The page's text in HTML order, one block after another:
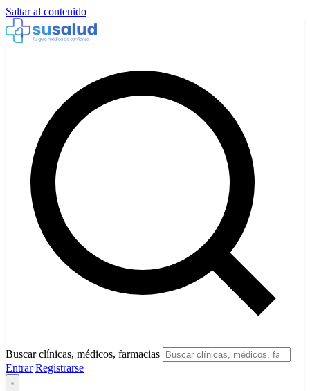
Saltar al contenido
Buscar clínicas, médicos, farmacias
Entrar Registrarse